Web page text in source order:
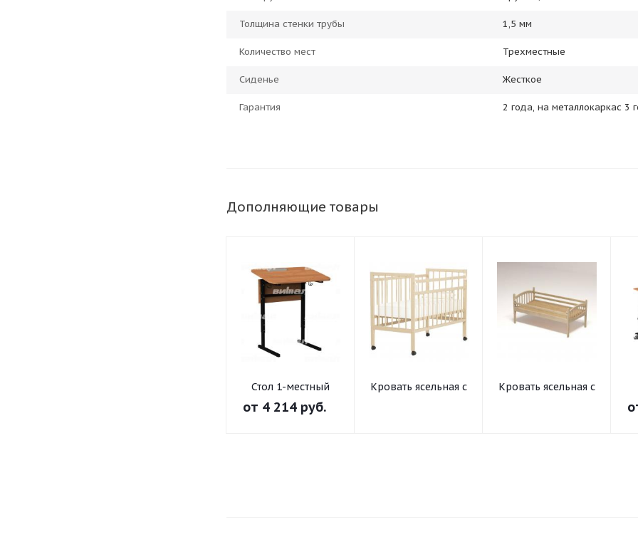
Толщина стенки трубы 1,5 мм
Количество мест Трехместные
Сиденье Жесткое
Гарантия 2 года, на металлокаркас 3
Дополняющие товары
Стол 1-местный
регулир. высота и
наклон
от 4 214 руб.
Кровать ясельная с
Кровать ясельная с